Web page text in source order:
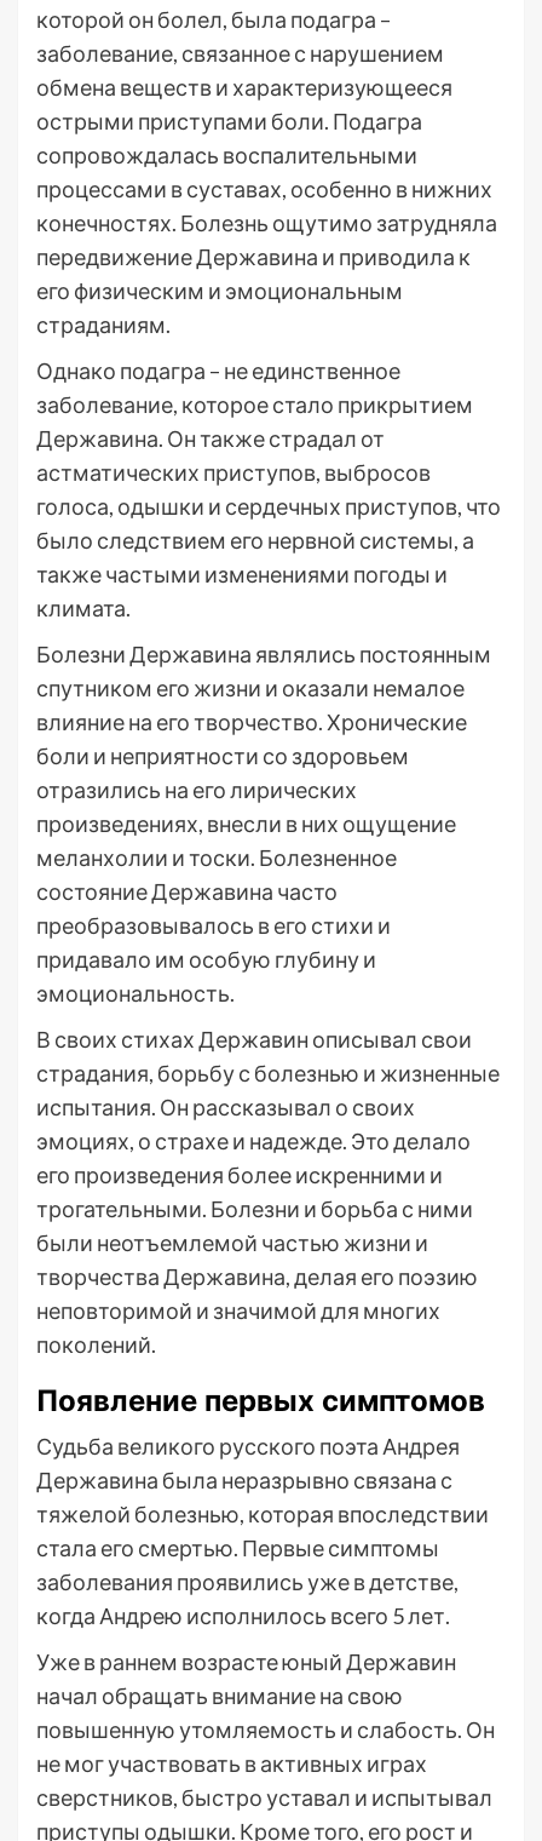
которой он болел, была подагра –
заболевание, связанное с нарушением
обмена веществ и характеризующееся
острыми приступами боли. Подагра
сопровождалась воспалительными
процессами в суставах, особенно в нижних
конечностях. Болезнь ощутимо затрудняла
передвижение Державина и приводила к
его физическим и эмоциональным
страданиям.
Однако подагра – не единственное
заболевание, которое стало прикрытием
Державина. Он также страдал от
астматических приступов, выбросов
голоса, одышки и сердечных приступов, что
было следствием его нервной системы, а
также частыми изменениями погоды и
климата.
Болезни Державина являлись постоянным
спутником его жизни и оказали немалое
влияние на его творчество. Хронические
боли и неприятности со здоровьем
отразились на его лирических
произведениях, внесли в них ощущение
меланхолии и тоски. Болезненное
состояние Державина часто
преобразовывалось в его стихи и
придавало им особую глубину и
эмоциональность.
В своих стихах Державин описывал свои
страдания, борьбу с болезнью и жизненные
испытания. Он рассказывал о своих
эмоциях, о страхе и надежде. Это делало
его произведения более искренними и
трогательными. Болезни и борьба с ними
были неотъемлемой частью жизни и
творчества Державина, делая его поэзию
неповторимой и значимой для многих
поколений.
Появление первых симптомов
Судьба великого русского поэта Андрея
Державина была неразрывно связана с
тяжелой болезнью, которая впоследствии
стала его смертью. Первые симптомы
заболевания проявились уже в детстве,
когда Андрею исполнилось всего 5 лет.
Уже в раннем возрасте юный Державин
начал обращать внимание на свою
повышенную утомляемость и слабость. Он
не мог участвовать в активных играх
сверстников, быстро уставал и испытывал
приступы одышки. Кроме того, его рост и